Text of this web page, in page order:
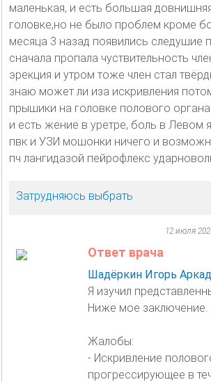
маленькая, и есть большая
головке,но не было проблем кроме
месяца 3 назад появились следушие
сначала пропала чуствительность
эрекция и утром тоже член стал
знаю может ли иза искривления
прышики на головке полового
и есть жение в уретре, боль в Левом
пвк и УЗИ мошонки ничего и
пч лангидазой пейрофлекс
Затрудняюсь выбрать
12 июля
Ответ врача
Шадёркин Игорь
Я изучил
Ниже мое заключение.
Жалобы:
- Искривление
прогрессирующее в